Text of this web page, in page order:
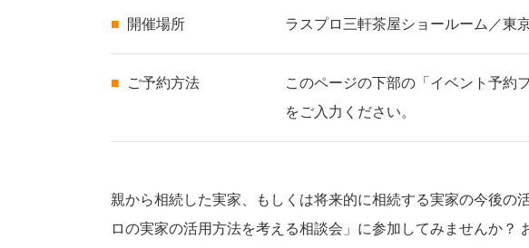
開催場所 ラスプロ三軒茶屋ショールーム／東
ご予約方法
このページの下部の「イベント予約
をご入力ください。
親から相続した実家、もしくは将来的に相続する実家の今後の
ロの実家の活用方法を考える相談会」に参加してみませんか？